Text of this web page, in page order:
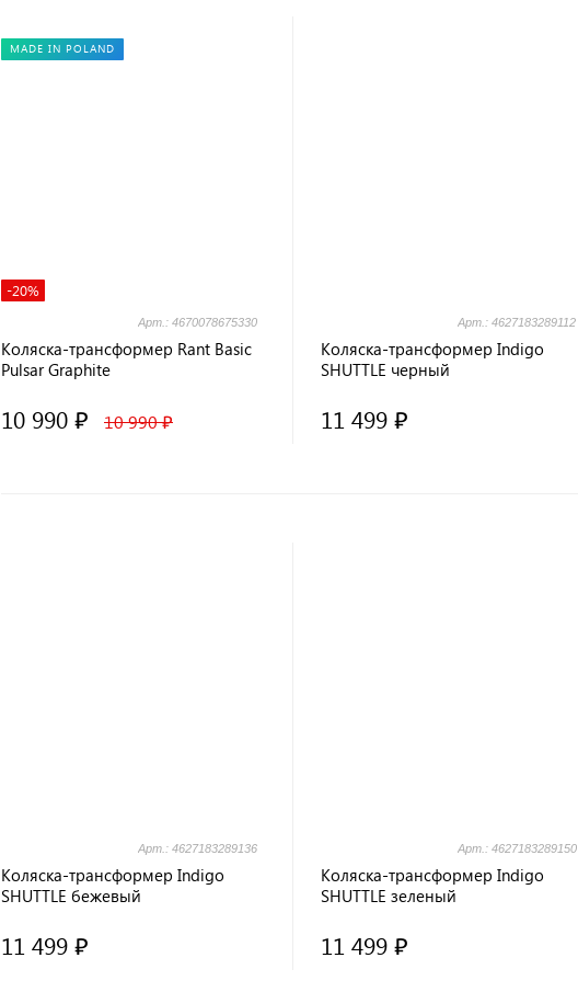
MADE IN POLAND
-20%
Арт.: 4670078675330
Коляска-трансформер Rant Basic
Pulsar Graphite
10 990 ₽ 10 990 ₽
Арт.: 4627183289112
Коляска-трансформер Indigo
SHUTTLE черный
11 499 ₽
Арт.: 4627183289136
Коляска-трансформер Indigo
SHUTTLE бежевый
11 499 ₽
Арт.: 4627183289150
Коляска-трансформер Indigo
SHUTTLE зеленый
11 499 ₽